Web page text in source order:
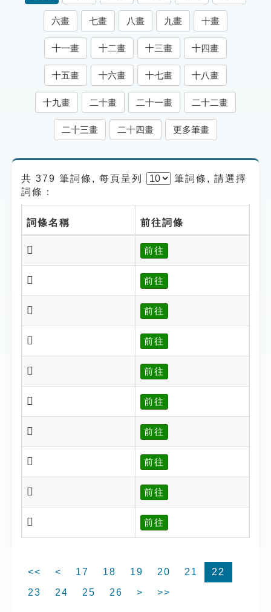
知識索引
單字索引
生命大百科索引
遊戲專區
貓頭鷹博士
六畫 七畫 八畫 九畫 十畫
十一畫 十二畫 十三畫 十四畫
十五畫 十六畫 十七畫 十八畫
十九畫 二十畫 二十一畫 二十二畫
二十三畫 二十四畫 更多筆畫
共 379 筆詞條, 每頁呈列 筆詞條, 請選擇
詞條：
詞條名稱 前往詞條
𨹂 前往
𨹃 前往
𨹄 前往
𨹅 前往
𨹆 前往
𨹈 前往
𨹉 前往
𨹊 前往
𨹋 前往
𨹇 前往
<< < 17 18 19 20 21
22
23
24 25 26 > >>